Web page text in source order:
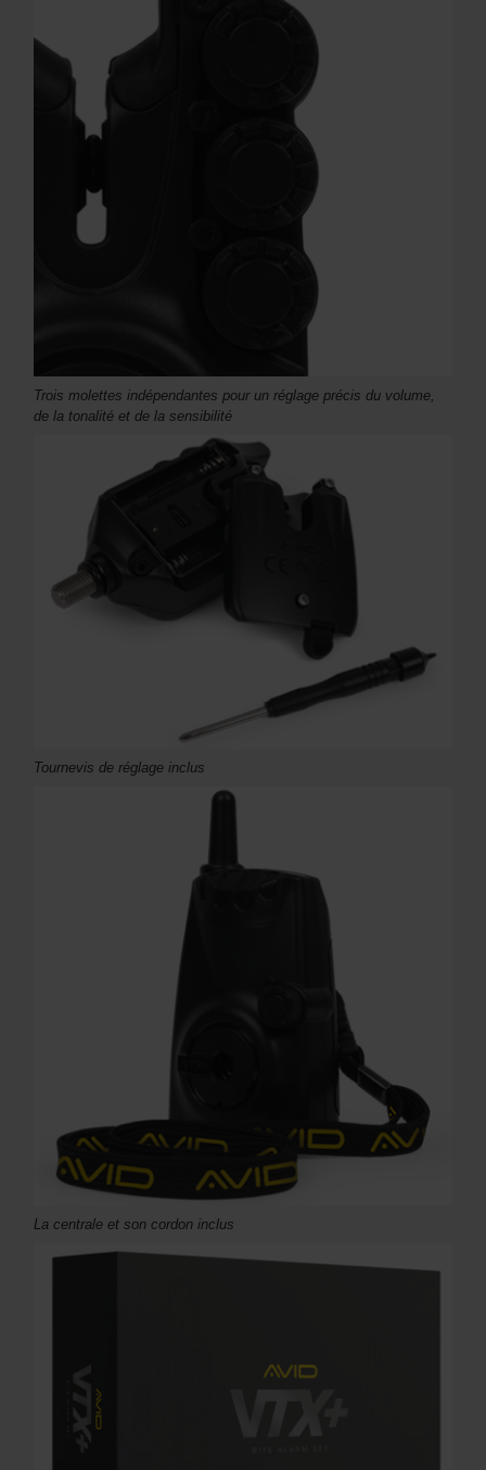
Trois molettes indépendantes pour un réglage précis du volume,
de la tonalité et de la sensibilité
Tournevis de réglage inclus
La centrale et son cordon inclus